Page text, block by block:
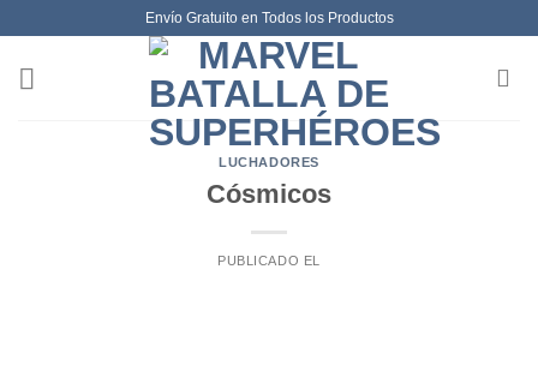
Envío Gratuito en Todos los Productos
LUCHADORES
Cósmicos
PUBLICADO EL